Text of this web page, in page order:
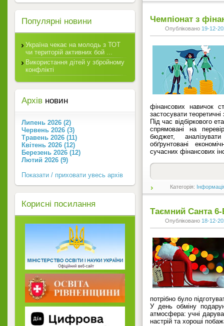
Чемпіонат з
Опубліковано 19-12-
фінансових навичок
застосувати
Під час відбіркового
спрямовані на
бюджет,
обґрунтовані
сучасних фінансових
Категорія:
Таємний Санта
Опубліковано 18-12-
потрібно було
У день обміну
атмосфера: учні
настрій та хороші
Популярні новини
Україна чекає на молодь з ТОТ
чи територій активних бой ...
Використання дітей у збройному
конфлікті
Архів новин
Липень 2026 (2)
Червень 2026 (3)
Травень 2026 (11)
Квітень 2026 (12)
Березень 2026 (12)
Лютий 2026 (9)
Показати / приховати увесь архів
Корисні посилання